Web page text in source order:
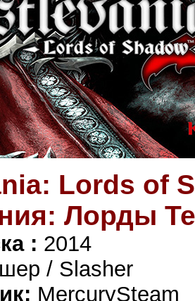
Lords of
Лорды
: 2014
/ Slasher
MercurySteam